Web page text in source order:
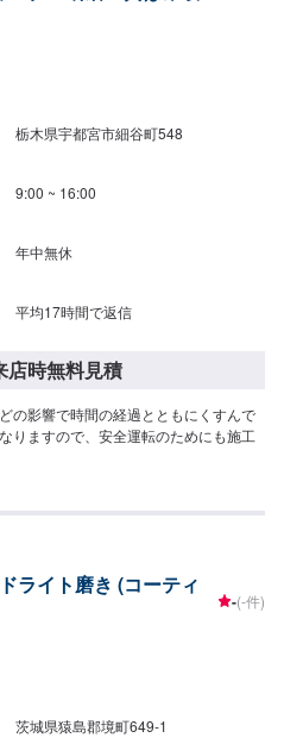
栃木県宇都宮市細谷町548
9:00 ~ 16:00
年中無休
平均17時間で返信
店時無料見積
の影響で時間の経過とともにくすんで
りますので、安全運転のためにも施工
ライト磨き (コーティ
-(-件)
茨城県猿島郡境町649-1